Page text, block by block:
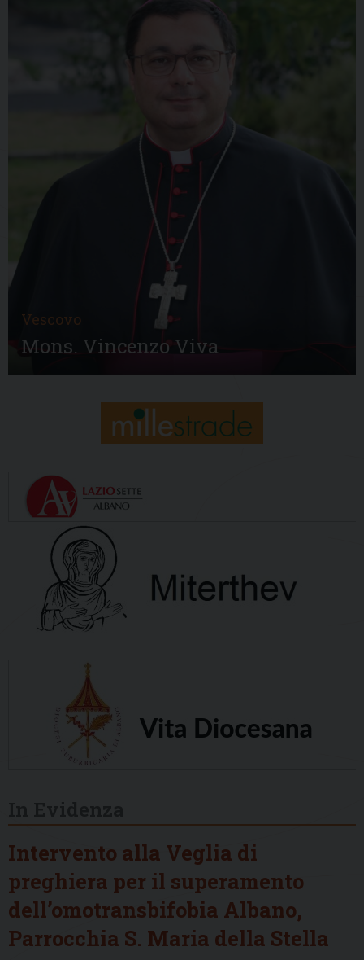
Vescovo
Mons. Vincenzo Viva
Intervento alla Veglia di
preghiera per il superamento
dell’omotransbifobia Albano,
Parrocchia S. Maria della Stella